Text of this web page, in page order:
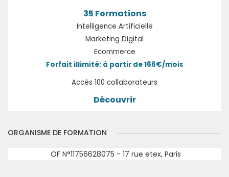
35 Formations
Intelligence Artificielle
Marketing Digital
Ecommerce
Forfait illimité: à partir de 166€/mois
Accès 100 collaborateurs
Découvrir
ORGANISME DE FORMATION
OF N°11756628075 - 17 rue etex, Paris